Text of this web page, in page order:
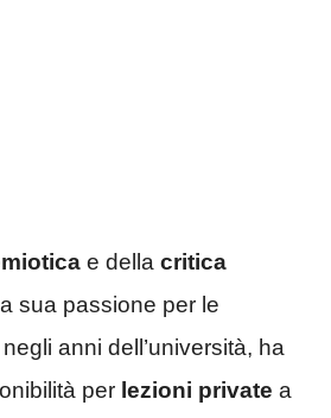
e della critica
sua passione per le
anni dell’università, ha
per lezioni private a